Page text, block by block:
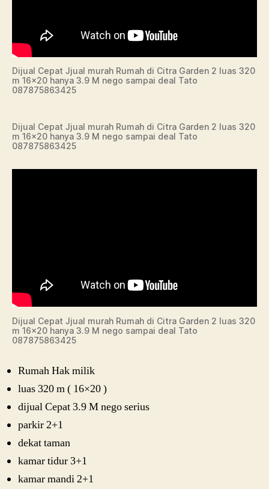
Dijual Cepat Jjual murah Rumah di Citra Garden 2 luas 320
m 16×20 hanya 3.9 M nego sampai deal Tato
087875863425
Dijual Cepat Jjual murah Rumah di Citra Garden 2 luas 320
m 16×20 hanya 3.9 M nego sampai deal Tato
087875863425
Dijual Cepat Jjual murah Rumah di Citra Garden 2 luas 320
m 16×20 hanya 3.9 M nego sampai deal Tato
087875863425
Rumah Hak milik
luas 320 m ( 16×20 )
dijual Cepat 3.9 M nego serius
parkir 2+1
dekat taman
kamar tidur 3+1
kamar mandi 2+1